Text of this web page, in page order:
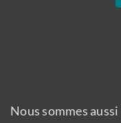
Nous sommes